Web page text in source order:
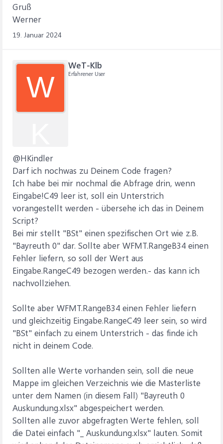
Gruß
Werner
19. Januar 2024
W
WeT-Klb
Erfahrener User
@HKindler
Darf ich nochwas zu Deinem Code fragen?
Ich habe bei mir nochmal die Abfrage drin, wenn
Eingabe!C49 leer ist, soll ein Unterstrich
vorangestellt werden - übersehe ich das in Deinem
Script?
Bei mir stellt "BSt" einen spezifischen Ort wie z.B.
"Bayreuth 0" dar. Sollte aber WFMT.RangeB34 einen
Fehler liefern, so soll der Wert aus
Eingabe.RangeC49 bezogen werden.- das kann ich
nachvollziehen.
Sollte aber WFMT.RangeB34 einen Fehler liefern
und gleichzeitig Eingabe.RangeC49 leer sein, so wird
"BSt" einfach zu einem Unterstrich - das finde ich
nicht in deinem Code.
Sollten alle Werte vorhanden sein, soll die neue
Mappe im gleichen Verzeichnis wie die Masterliste
unter dem Namen (in diesem Fall) "Bayreuth 0
Auskundung.xlsx" abgespeichert werden.
Sollten alle zuvor abgefragten Werte fehlen, soll
die Datei einfach "_ Auskundung.xlsx" lauten. Somit